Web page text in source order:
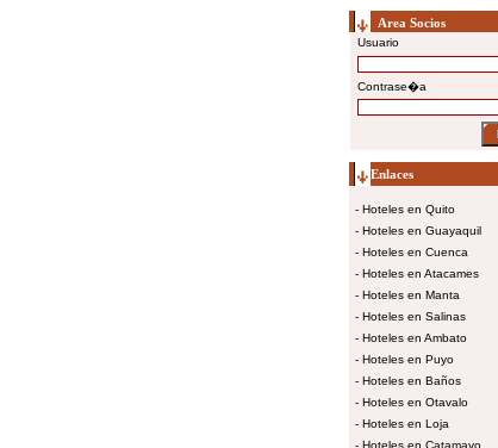
Area Socios
Usuario
Contrase�a
Enlaces
- Hoteles en Quito
- Hoteles en Guayaquil
- Hoteles en Cuenca
- Hoteles en Atacames
- Hoteles en Manta
- Hoteles en Salinas
- Hoteles en Ambato
- Hoteles en Puyo
- Hoteles en Baños
- Hoteles en Otavalo
- Hoteles en Loja
- Hoteles en Catamayo